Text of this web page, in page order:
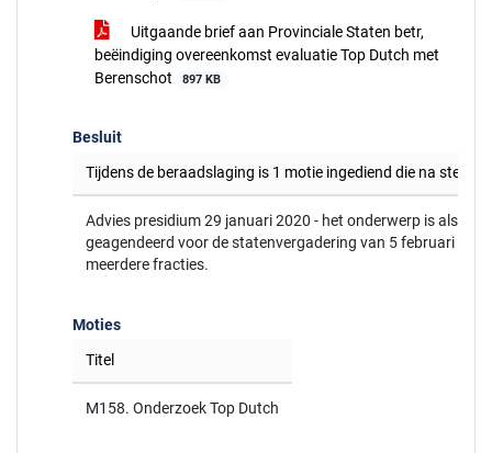
Uitgaande brief aan Provinciale Staten betr,
beëindiging overeenkomst evaluatie Top Dutch met
Berenschot
897 KB
Besluit
Tijdens de beraadslaging is 1 motie ingediend die na
Advies presidium 29 januari 2020 - het onderwerp is als
geagendeerd voor de statenvergadering van 5 februari
meerdere fracties.
Moties
Titel
M158. Onderzoek Top Dutch